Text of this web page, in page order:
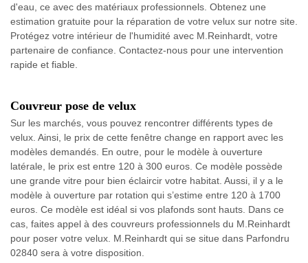
d'eau, ce avec des matériaux professionnels. Obtenez une
estimation gratuite pour la réparation de votre velux sur notre site.
Protégez votre intérieur de l'humidité avec M.Reinhardt, votre
partenaire de confiance. Contactez-nous pour une intervention
rapide et fiable.
Couvreur pose de velux
Sur les marchés, vous pouvez rencontrer différents types de
velux. Ainsi, le prix de cette fenêtre change en rapport avec les
modèles demandés. En outre, pour le modèle à ouverture
latérale, le prix est entre 120 à 300 euros. Ce modèle possède
une grande vitre pour bien éclaircir votre habitat. Aussi, il y a le
modèle à ouverture par rotation qui s’estime entre 120 à 1700
euros. Ce modèle est idéal si vos plafonds sont hauts. Dans ce
cas, faites appel à des couvreurs professionnels du M.Reinhardt
pour poser votre velux. M.Reinhardt qui se situe dans Parfondru
02840 sera à votre disposition.